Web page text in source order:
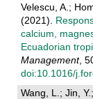
Velescu, A.;
(2021).
calcium,
Ecuadorian
Management,
doi:10.1016/
Wang, L.; Jin,